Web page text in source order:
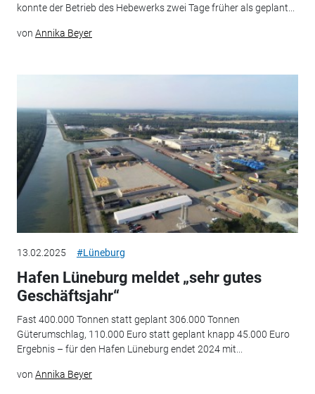
konnte der Betrieb des Hebewerks zwei Tage früher als geplant...
von Annika Beyer
13.02.2025 #Lüneburg
Hafen Lüneburg meldet „sehr gutes
Geschäftsjahr“
Fast 400.000 Tonnen statt geplant 306.000 Tonnen
Güterumschlag, 110.000 Euro statt geplant knapp 45.000 Euro
Ergebnis – für den Hafen Lüneburg endet 2024 mit...
von Annika Beyer